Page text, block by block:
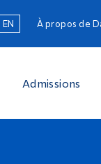
EN À propos de
Admissions